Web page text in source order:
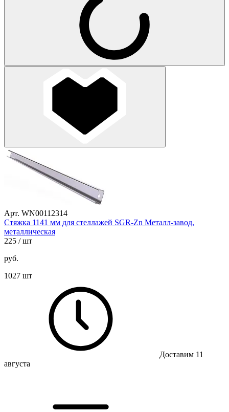
Арт. WN00112314
Стяжка 1141 мм для стеллажей SGR-Zn Металл-завод,
металлическая
225 / шт
руб.
1027 шт
Доставим 11
августа